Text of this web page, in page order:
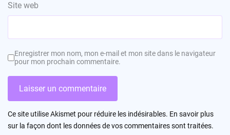
Site web
Enregistrer mon nom, mon e-mail et mon site dans le navigateur
pour mon prochain commentaire.
Ce site utilise Akismet pour réduire les indésirables. En savoir plus
sur la façon dont les données de vos commentaires sont traitées.